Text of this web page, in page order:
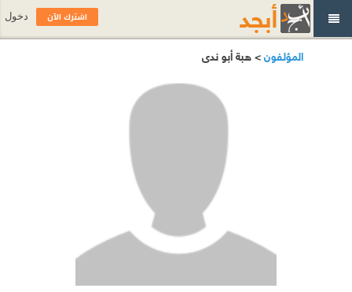
المؤلفون> هبة أبو ندى
اشترك الآن دخول